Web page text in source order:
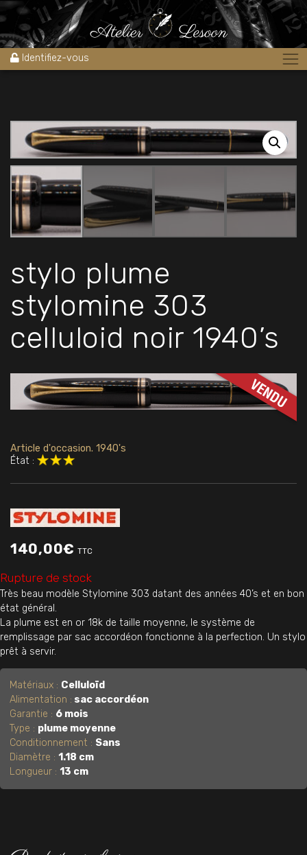
Identifiez-vous
Accueil » Boutique Stylos » Stylos plume
stylo plume stylomine
303 celluloid noir 1940’s
stylo plume
stylomine 303
celluloid noir 1940’s
Article d'occasion. 1940's
État :
140,00€ TTC
Rupture de stock
Très beau modèle Stylomine 303 datant des années 40’s et en bon
état général.
La plume est en or 18k de taille moyenne, le système de
remplissage par sac accordéon fonctionne à la perfection. Un stylo
prêt à servir.
Matériaux : Celluloïd
Alimentation : sac accordéon
Garantie : 6 mois
Type : plume moyenne
Conditionnement : Sans
Diamètre :1.18 cm
Longueur :13 cm